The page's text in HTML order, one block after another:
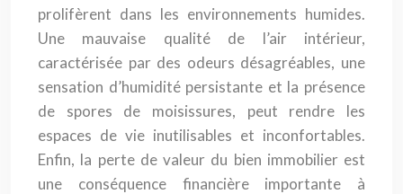
prolifèrent dans les environnements humides.
Une mauvaise qualité de l’air intérieur,
caractérisée par des odeurs désagréables, une
sensation d’humidité persistante et la présence
de spores de moisissures, peut rendre les
espaces de vie inutilisables et inconfortables.
Enfin, la perte de valeur du bien immobilier est
une conséquence financière importante à